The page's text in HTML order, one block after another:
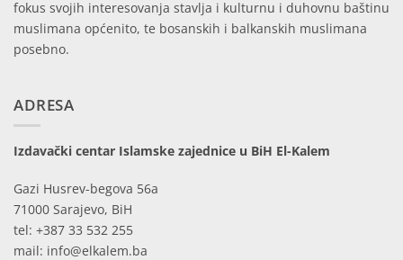
fokus svojih interesovanja stavlja i kulturnu i duhovnu baštinu
muslimana općenito, te bosanskih i balkanskih muslimana
posebno.
ADRESA
Izdavački centar Islamske zajednice u BiH El-Kalem
Gazi Husrev-begova 56a
71000 Sarajevo, BiH
tel: +387 33 532 255
mail: info@elkalem.ba